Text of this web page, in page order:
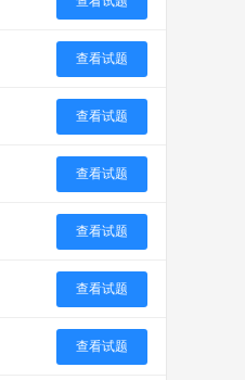
查看试题
查看试题
查看试题
查看试题
查看试题
查看试题